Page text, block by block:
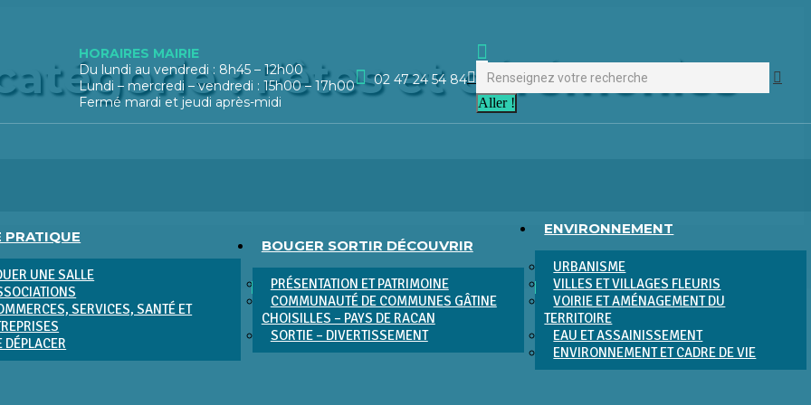
HORAIRES MAIRIE
Du lundi au vendredi : 8h45 – 12h00
Lundi – mercredi – vendredi : 15h00 – 17h00
Fermé mardi et jeudi après-midi
02 47 24 54 84 La
page
Facebook
Recherche
:
PRATIQUE
UNE SALLE
SERVICES, SANTÉ ET
DÉPLACER
BOUGER SORTIR DÉCOUVRIR
PRÉSENTATION ET PATRIMOINE
COMMUNAUTÉ DE COMMUNES GÂTINE
CHOISILLES – PAYS DE RACAN
SORTIE – DIVERTISSEMENT
ENVIRONNEMENT
URBANISME
VILLES ET VILLAGES FLEURIS
VOIRIE ET AMÉNAGEMENT DU
TERRITOIRE
EAU ET ASSAINISSEMENT
ENVIRONNEMENT ET CADRE DE VIE
:Fêtes et cérémonies